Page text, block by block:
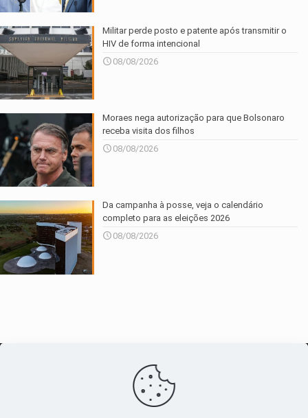
Militar perde posto e patente após transmitir o
HIV de forma intencional
08/08/2026
Moraes nega autorização para que Bolsonaro
receba visita dos filhos
08/08/2026
Da campanha à posse, veja o calendário
completo para as eleições 2026
08/08/2026
canal de notícias